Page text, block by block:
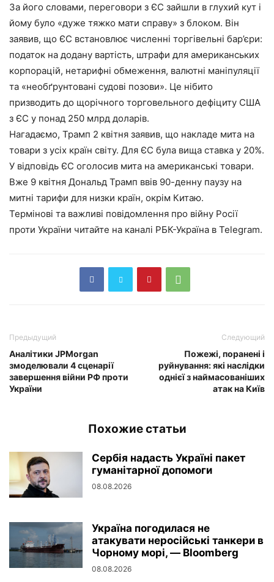
За його словами, переговори з ЄС зайшли в глухий кут і
йому було «дуже тяжко мати справу» з блоком. Він
заявив, що ЄС встановлює численні торгівельні бар’єри:
податок на додану вартість, штрафи для американських
корпорацій, нетарифні обмеження, валютні маніпуляції
та «необґрунтовані судові позови». Це нібито
призводить до щорічного торговельного дефіциту США
з ЄС у понад 250 млрд доларів.
Нагадаємо, Трамп 2 квітня заявив, що накладе мита на
товари з усіх країн світу. Для ЄС була вища ставка у 20%.
У відповідь ЄС оголосив мита на американські товари.
Вже 9 квітня Дональд Трамп ввів 90-денну паузу на
митні тарифи для низки країн, окрім Китаю.
Термінові та важливі повідомлення про війну Росії
проти України читайте на каналі РБК-Україна в Telegram.
Предыдущий
Аналітики JPMorgan
змоделювали 4 сценарії
завершення війни РФ проти
України
Следующий
Пожежі, поранені і
руйнування: які наслідки
однієї з наймасованіших
атак на Київ
Похожие статьи
Сербія надасть Україні пакет
гуманітарної допомоги
08.08.2026
Україна погодилася не
атакувати неросійські танкери в
Чорному морі, — Bloomberg
08.08.2026